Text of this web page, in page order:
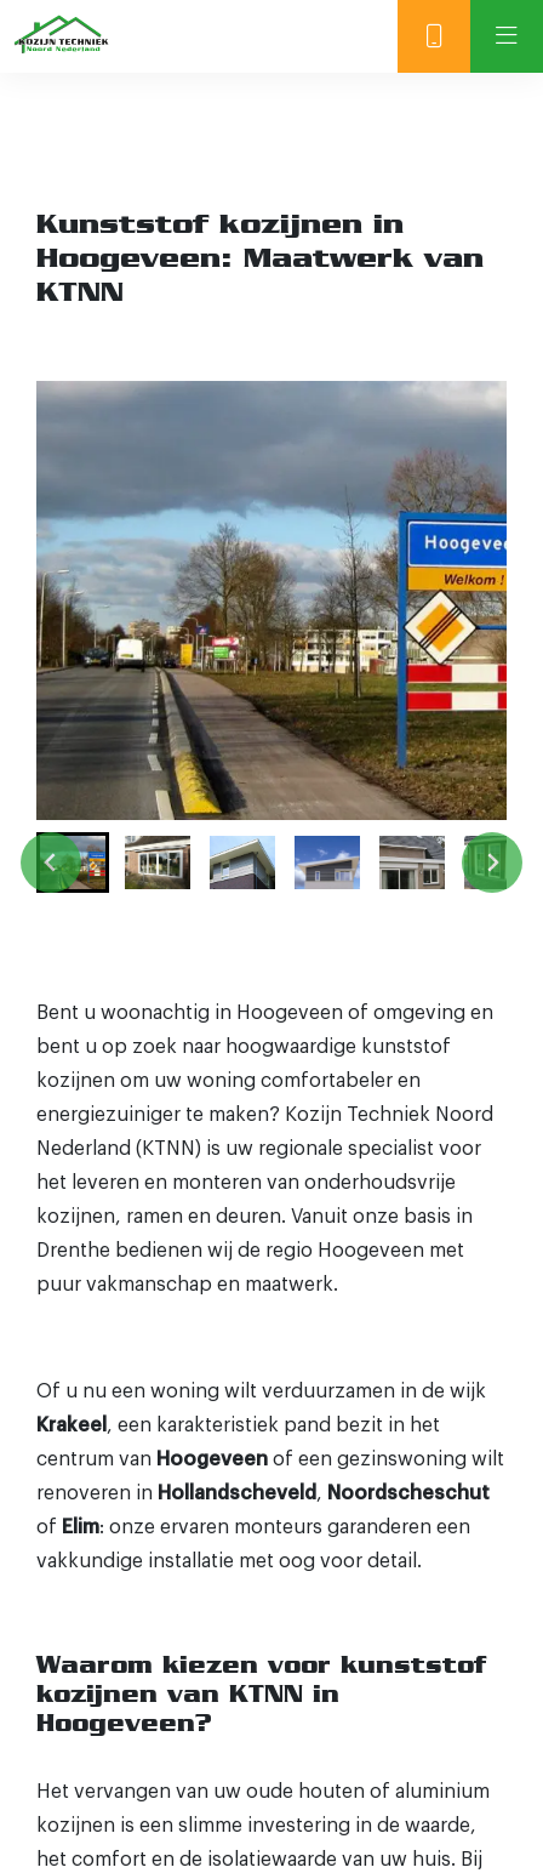
Kunststof kozijnen in
Hoogeveen: Maatwerk van
KTNN
Bent u woonachtig in Hoogeveen of omgeving en
bent u op zoek naar hoogwaardige kunststof
kozijnen om uw woning comfortabeler en
energiezuiniger te maken? Kozijn Techniek Noord
Nederland (KTNN) is uw regionale specialist voor
het leveren en monteren van onderhoudsvrije
kozijnen, ramen en deuren. Vanuit onze basis in
Drenthe bedienen wij de regio Hoogeveen met
puur vakmanschap en maatwerk.
Of u nu een woning wilt verduurzamen in de wijk
Krakeel , een karakteristiek pand bezit in het
centrum van Hoogeveen of een gezinswoning wilt
renoveren in Hollandscheveld, Noordscheschut
of Elim: onze ervaren monteurs garanderen een
vakkundige installatie met oog voor detail.
Waarom kiezen voor kunststof
kozijnen van KTNN in
Hoogeveen?
Het vervangen van uw oude houten of aluminium
kozijnen is een slimme investering in de waarde,
het comfort en de isolatiewaarde van uw huis. Bij